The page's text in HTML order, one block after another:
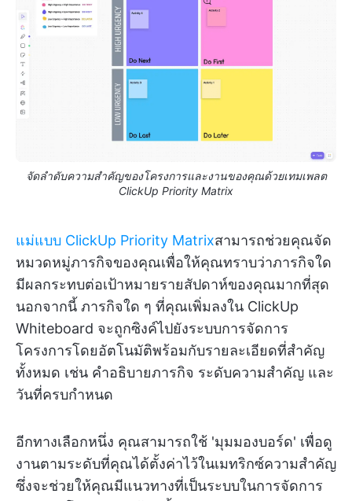
จัดลำดับความสำคัญของโครงการและงานของคุณด้วยเทมเพลต
ClickUp Priority Matrix
แม่แบบ ClickUp Priority Matrixสามารถช่วยคุณจัด
หมวดหมู่ภารกิจของคุณเพื่อให้คุณทราบว่าภารกิจใด
มีผลกระทบต่อเป้าหมายรายสัปดาห์ของคุณมากที่สุด
นอกจากนี้ ภารกิจใด ๆ ที่คุณเพิ่มลงใน ClickUp
Whiteboard จะถูกซิงค์ไปยังระบบการจัดการ
โครงการโดยอัตโนมัติพร้อมกับรายละเอียดที่สำคัญ
ทั้งหมด เช่น คำอธิบายภารกิจ ระดับความสำคัญ และ
วันที่ครบกำหนด
อีกทางเลือกหนึ่ง คุณสามารถใช้ 'มุมมองบอร์ด' เพื่อดู
งานตามระดับที่คุณได้ตั้งค่าไว้ในเมทริกซ์ความสำคัญ
ซึ่งจะช่วยให้คุณมีแนวทางที่เป็นระบบในการจัดการ